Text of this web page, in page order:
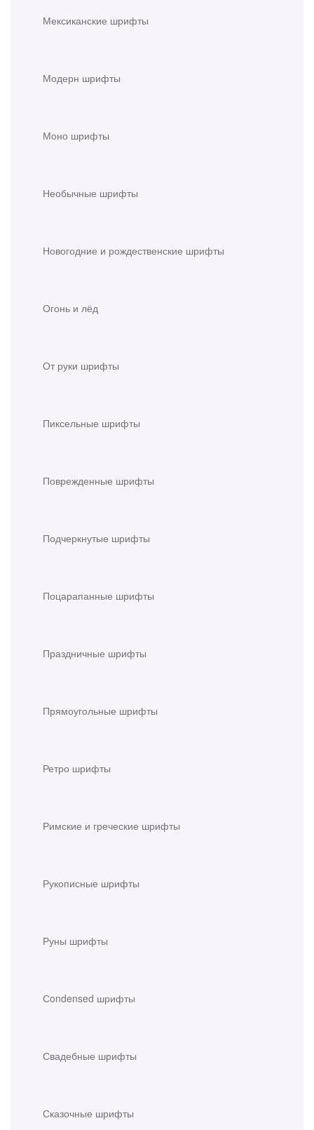
Мексиканские шрифты
Модерн шрифты
Моно шрифты
Необычные шрифты
Новогодние и рождественские шрифты
Огонь и лёд
От руки шрифты
Пиксельные шрифты
Поврежденные шрифты
Подчеркнутые шрифты
Поцарапанные шрифты
Праздничные шрифты
Прямоугольные шрифты
Ретро шрифты
Римские и греческие шрифты
Рукописные шрифты
Руны шрифты
Сondensed шрифты
Свадебные шрифты
Сказочные шрифты